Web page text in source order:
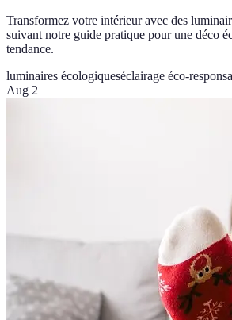
Transformez votre intérieur avec des
suivant notre guide pratique pour une déco
tendance.
luminaires écologiqueséclairage éco-
Aug 2